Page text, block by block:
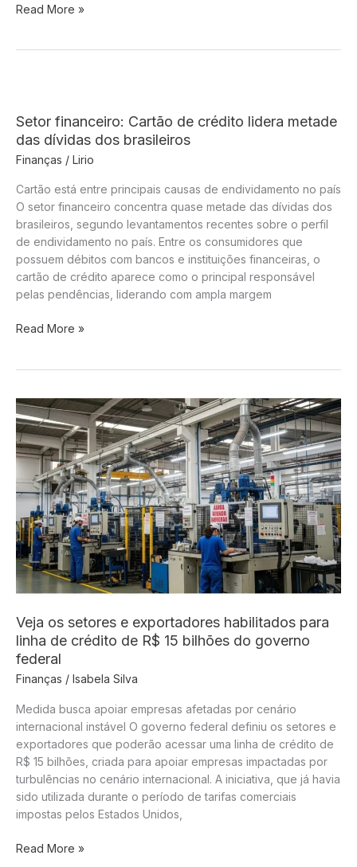
Fundos
de
50%
têm
resgates
de
quase
R$
50
dois
Read More »
Setor financeiro: Cartão de crédito lidera metade
das dívidas dos brasileiros
Finanças / Lirio
Cartão está entre principais causas de endividamento no país
O setor financeiro concentra quase metade das dívidas dos
brasileiros, segundo levantamentos recentes sobre o perfil
de endividamento no país. Entre os consumidores que
possuem débitos com bancos e instituições financeiras, o
cartão de crédito aparece como o principal responsável
pelas pendências, liderando com ampla margem
Setor
crédito
lidera
metade
das
dívidas
dos
brasileiros
Read More »
Veja os setores e exportadores habilitados para
linha de crédito de R$ 15 bilhões do governo
federal
Finanças / Isabela Silva
Medida busca apoiar empresas afetadas por cenário
internacional instável O governo federal definiu os setores e
exportadores que poderão acessar uma linha de crédito de
R$ 15 bilhões, criada para apoiar empresas impactadas por
turbulências no cenário internacional. A iniciativa, que já havia
sido utilizada durante o período de tarifas comerciais
impostas pelos Estados Unidos,
Veja
Read More »